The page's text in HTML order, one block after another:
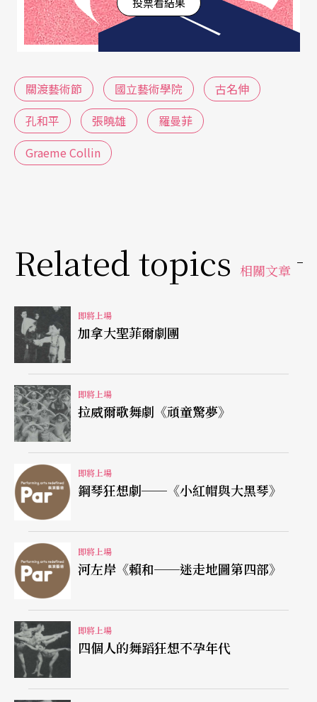
關渡藝術節 國立藝術學院
古名伸
孔和平
張曉雄
羅曼菲
Graeme Collin
Related topics 相關文章
即將上場
加拿大聖菲爾劇團
即將上場
拉威爾歌舞劇《頑童驚夢》
即將上場
鋼琴狂想劇──《小紅帽與大黑琴》
即將上場
河左岸《賴和──迷走地圖第四部》
即將上場
四個人的舞蹈狂想不孕年代